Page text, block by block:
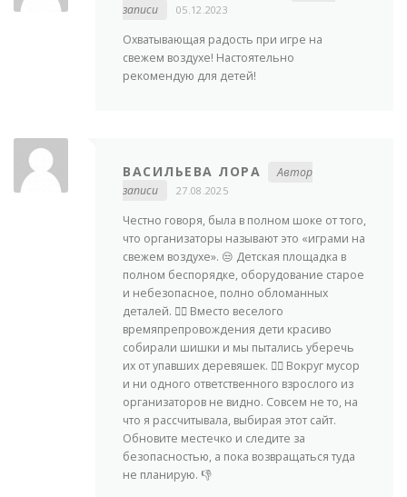
записи
05.12.2023
Охватывающая радость при игре на
свежем воздухе! Настоятельно
рекомендую для детей!
ВАСИЛЬЕВА ЛОРА
Автор
записи
27.08.2025
Честно говоря, была в полном шоке от того,
что организаторы называют это «играми на
свежем воздухе». 😒 Детская площадка в
полном беспорядке, оборудование старое
и небезопасное, полно обломанных
деталей. 🤦‍♀️ Вместо веселого
времяпрепровождения дети красиво
собирали шишки и мы пытались уберечь
их от упавших деревяшек. 🤷‍♀️ Вокруг мусор
и ни одного ответственного взрослого из
организаторов не видно. Совсем не то, на
что я рассчитывала, выбирая этот сайт.
Обновите местечко и следите за
безопасностью, а пока возвращаться туда
не планирую. 👎